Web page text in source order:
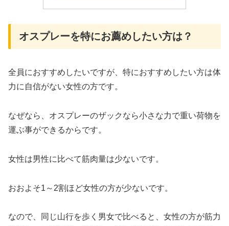
オスプレーを特にお薦めしたい方は？
全員におすすめしたいですが、特におすすめしたい方は体
力に自信がない女性の方です。
なぜなら、オスプレーのザックなら小さな力で重い荷物を
運ぶ事ができるからです。
女性は男性に比べて筋肉量は少ないです。
おおよそ1～2割ほど女性の方が少ないです。
なので、同じ山行を歩く男女で比べると、女性の方が筋力